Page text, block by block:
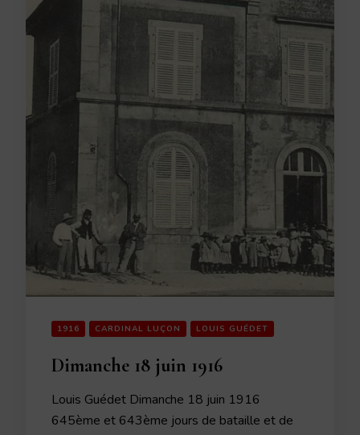
1916 CARDINAL LUÇON LOUIS GUÉDET
Dimanche 18 juin 1916
Louis Guédet Dimanche 18 juin 1916
645ème et 643ème jours de bataille et de